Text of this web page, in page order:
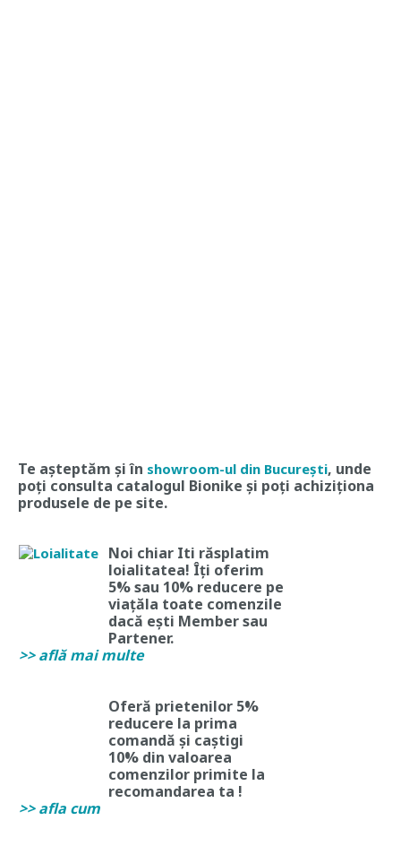
Te așteptăm și în showroom-ul din București, unde
poți consulta catalogul Bionike și poți achiziționa
produsele de pe site.
Noi chiar Iti răsplatim
loialitatea! Îți oferim
5% sau 10% reducere pe
viațăla toate comenzile
dacă ești Member sau
Partener.
>> află mai multe
Oferă prietenilor 5%
reducere la prima
comandă și caștigi
10% din valoarea
comenzilor primite la
recomandarea ta !
>> afla cum